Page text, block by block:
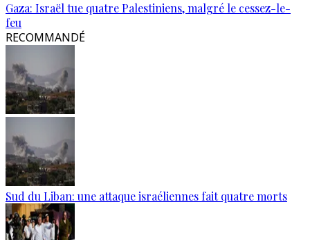
Gaza: Israël tue quatre Palestiniens, malgré le cessez-le-
feu
RECOMMANDÉ
Sud du Liban: une attaque israéliennes fait quatre morts